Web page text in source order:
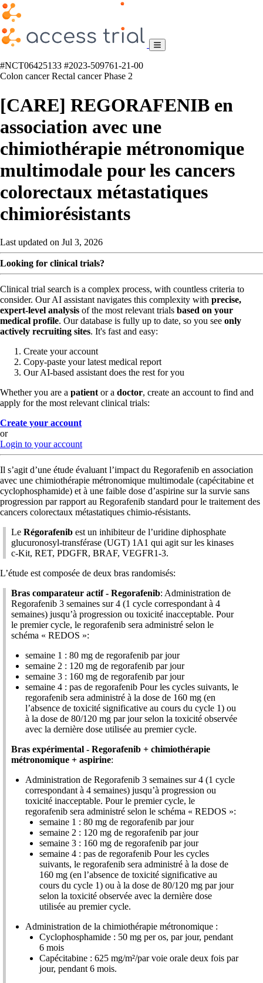
#NCT06425133 #2023-509761-21-00
Colon cancerRectal cancerPhase 2
[CARE] REGORAFENIB en
association avec une
chimiothérapie métronomique
multimodale pour les cancers
colorectaux métastatiques
chimiorésistants
Last updated on Jul 3, 2026
Looking for clinical trials?
Clinical trial search is a complex process, with countless criteria to
consider. Our AI assistant navigates this complexity with precise,
expert-level analysis of the most relevant trials based on your
medical profile. Our database is fully up to date, so you see only
actively recruiting sites. It's fast and easy:
Create your account
Copy-paste your latest medical report
Our AI-based assistant does the rest for you
Whether you are a patient or a doctor, create an account to find and
apply for the most relevant clinical trials:
Create your account
or
Login to your account
Il s’agit d’une étude évaluant l’impact du Regorafenib en association
avec une chimiothérapie métronomique multimodale (capécitabine et
cyclophosphamide) et à une faible dose d’aspirine sur la survie sans
progression par rapport au Regorafenib standard pour le traitement des
cancers colorectaux métastatiques chimio-résistants.
LeRégorafenib est un inhibiteur de l’uridine diphosphate
glucuronosyl-transférase (UGT) 1A1 qui agit sur les kinases
c-Kit, RET, PDGFR, BRAF, VEGFR1-3.
L’étude est composée de deux bras randomisés:
Bras comparateur actif - Regorafenib: Administration de
Regorafenib 3 semaines sur 4 (1 cycle correspondant à 4
semaines) jusqu’à progression ou toxicité inacceptable. Pour
le premier cycle, le regorafenib sera administré selon le
schéma « REDOS »:
semaine 1 : 80 mg de regorafenib par jour
semaine 2 : 120 mg de regorafenib par jour
semaine 3 : 160 mg de regorafenib par jour
semaine 4 : pas de regorafenib Pour les cycles suivants, le
regorafenib sera administré à la dose de 160 mg (en
l’absence de toxicité significative au cours du cycle 1) ou
à la dose de 80/120 mg par jour selon la toxicité observée
avec la dernière dose utilisée au premier cycle.
Bras expérimental - Regorafenib + chimiothérapie
métronomique + aspirine:
Administration de Regorafenib 3 semaines sur 4 (1 cycle
correspondant à 4 semaines) jusqu’à progression ou
toxicité inacceptable. Pour le premier cycle, le
regorafenib sera administré selon le schéma « REDOS »:
semaine 1 : 80 mg de regorafenib par jour
semaine 2 : 120 mg de regorafenib par jour
semaine 3 : 160 mg de regorafenib par jour
semaine 4 : pas de regorafenib Pour les cycles
suivants, le regorafenib sera administré à la dose de
160 mg (en l’absence de toxicité significative au
cours du cycle 1) ou à la dose de 80/120 mg par jour
selon la toxicité observée avec la dernière dose
utilisée au premier cycle.
Administration de la chimiothérapie métronomique :
Cyclophosphamide : 50 mg per os, par jour, pendant
6 mois
Capécitabine : 625 mg/m²/par voie orale deux fois par
jour, pendant 6 mois.